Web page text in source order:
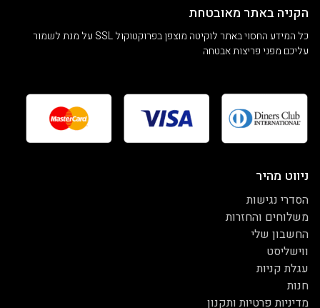
הקניה באתר מאובטחת
כל המידע החסוי באתר לוקיטה מוצפן בפרוקטוקול SSL על מנת לשמור
עליכם מפני פריצות אבטחה
ניווט מהיר
הסדרי נגישות
משלוחים והחזרות
החשבון שלי
ווישליסט
עגלת קניות
חנות
מדיניות פרטיות ותקנון